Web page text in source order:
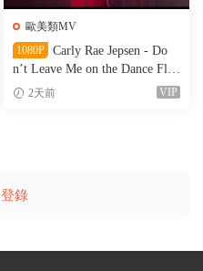
歐美類MV
1080P
Carly Rae Jepsen - Do
n’t Leave Me on the Dance Floo
r（WEB-151M）
2天前 VIP
登錄